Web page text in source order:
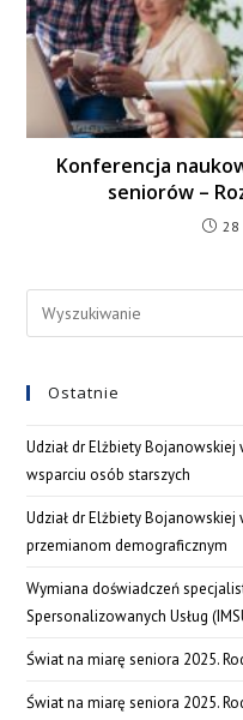
Konferencja
seniorów –
28
Ostatnie
Udział dr Elżbiety
wsparciu osób starszych
Udział dr Elżbiety
przemianom demograficznym
Wymiana doświadczeń
Spersonalizowanych Usług
Świat na miarę seniora 2025.
Świat na miarę seniora 2025.